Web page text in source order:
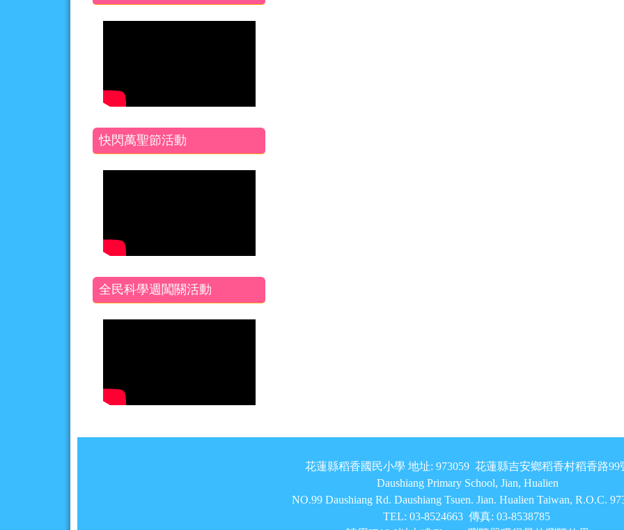
快閃萬聖節活動
全民科學週闖關活動
花蓮縣稻香國民小學 地址: 973059 花蓮縣吉安鄉稻香村稻香路99
Daushiang Primary School, Jian, Hualien
NO.99 Daushiang Rd. Daushiang Tsuen. Jian. Hualien Taiwan, R.O.C.
TEL: 03-8524663 傳真: 03-8538785